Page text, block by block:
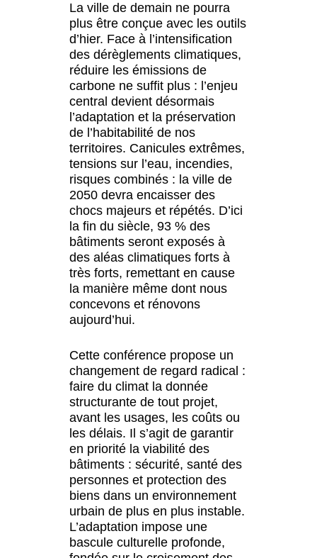
La ville de demain ne pourra
plus être conçue avec les outils
d’hier. Face à l’intensification
des dérèglements climatiques,
réduire les émissions de
carbone ne suffit plus : l’enjeu
central devient désormais
l’adaptation et la préservation
de l’habitabilité de nos
territoires. Canicules extrêmes,
tensions sur l’eau, incendies,
risques combinés : la ville de
2050 devra encaisser des
chocs majeurs et répétés. D’ici
la fin du siècle, 93 % des
bâtiments seront exposés à
des aléas climatiques forts à
très forts, remettant en cause
la manière même dont nous
concevons et rénovons
aujourd’hui.
Cette conférence propose un
changement de regard radical :
faire du climat la donnée
structurante de tout projet,
avant les usages, les coûts ou
les délais. Il s’agit de garantir
en priorité la viabilité des
bâtiments : sécurité, santé des
personnes et protection des
biens dans un environnement
urbain de plus en plus instable.
L’adaptation impose une
bascule culturelle profonde,